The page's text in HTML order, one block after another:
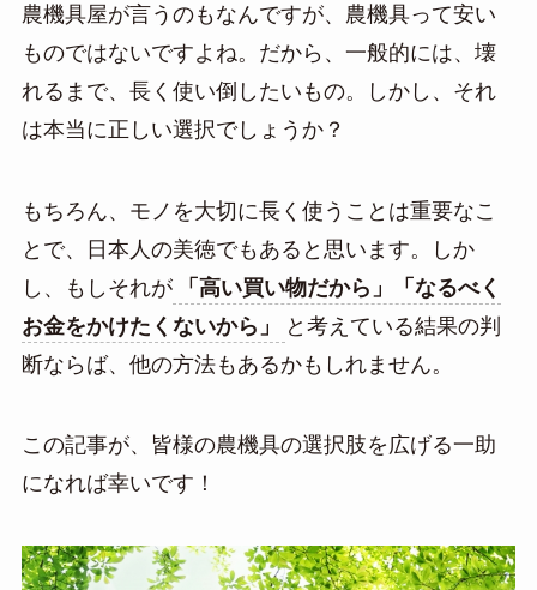
農機具屋が言うのもなんですが、農機具って安い
ものではないですよね。だから、一般的には、壊
れるまで、長く使い倒したいもの。しかし、それ
は本当に正しい選択でしょうか？
もちろん、モノを大切に長く使うことは重要なこ
とで、日本人の美徳でもあると思います。しか
し、もしそれが
「高い買い物だから」「なるべく
お金をかけたくないから」
と考えている結果の判
断ならば、他の方法もあるかもしれません。
この記事が、皆様の農機具の選択肢を広げる一助
になれば幸いです！